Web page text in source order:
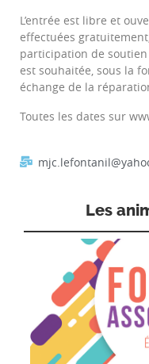
L’entrée est libre et
effectuées
participation de
est souhaitée, sous la
échange de la
Toutes les dates sur
Les